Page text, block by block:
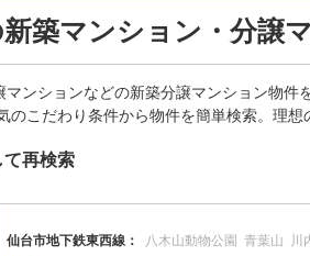
築マンション・分譲
ンションなどの新築分譲マンション物件
こだわり条件から物件を簡単検索。理想
て再検索
仙台市地下鉄東西線： 八木山動物公園 青葉山 川